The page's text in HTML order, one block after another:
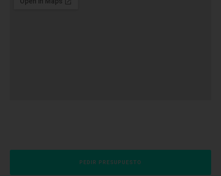
PEDIR PRESUPUESTO